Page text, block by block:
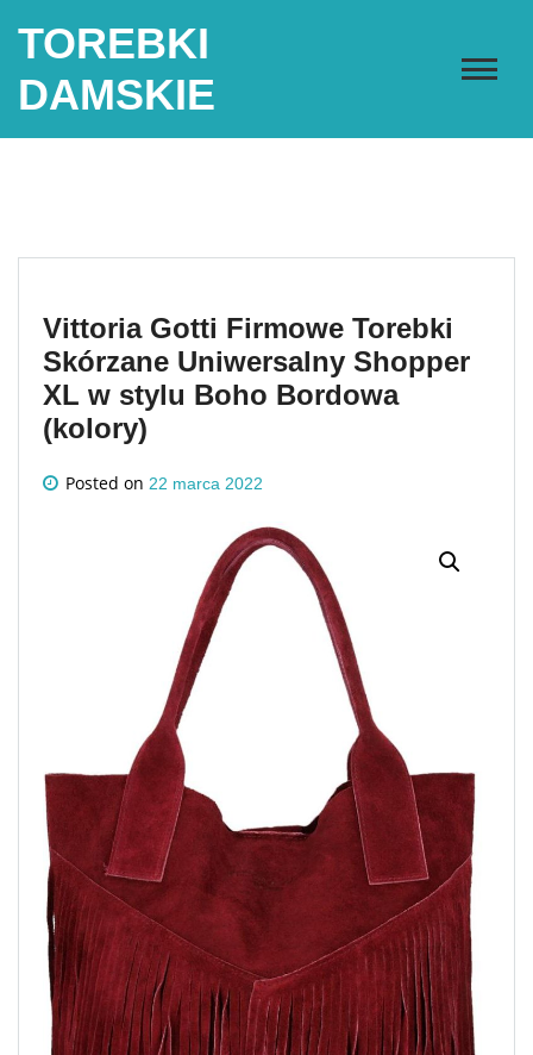
TOREBKI
DAMSKIE
Vittoria Gotti Firmowe Torebki
Skórzane Uniwersalny Shopper
XL w stylu Boho Bordowa
(kolory)
Posted on 22 marca 2022